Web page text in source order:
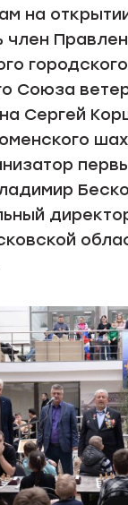
на
член
Союза
Сергей